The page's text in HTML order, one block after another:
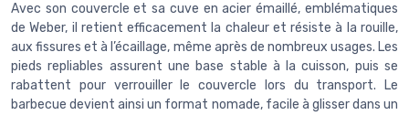
Avec son couvercle et sa cuve en acier émaillé, emblématiques
de Weber, il retient efficacement la chaleur et résiste à la rouille,
aux fissures et à l’écaillage, même après de nombreux usages. Les
pieds repliables assurent une base stable à la cuisson, puis se
rabattent pour verrouiller le couvercle lors du transport. Le
barbecue devient ainsi un format nomade, facile à glisser dans un